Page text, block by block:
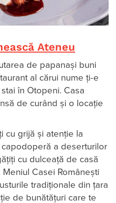
Ateneu
de papanași buni
al cărui nume ți-e
în Otopeni. Casa
de curând și o locație
cu grijă și atenție la
a deserturilor
cu dulceaţă de casă
Casei Româneşti
tradiţionale din țara
de bunătăţuri care te